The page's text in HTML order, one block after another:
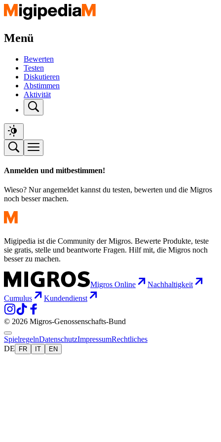
Menü
Bewerten
Testen
Diskutieren
Abstimmen
Aktivität
Anmelden und mitbestimmen!
Wieso? Nur angemeldet kannst du testen, bewerten und die Migros
noch besser machen.
Migipedia ist die Community der Migros. Bewerte Produkte, teste
sie gratis, stelle und beantworte Fragen. Hilf mit, die Migros noch
besser zu machen.
Migros Online
Nachhaltigkeit
Cumulus
Kundendienst
© 2026 Migros-Genossenschafts-Bund
SpielregelnDatenschutzImpressumRechtliches
DE
FR IT EN